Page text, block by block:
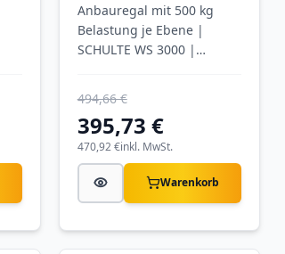
Spanplatten
Anbauregal mit 500 kg
Belastung je Ebene |
SCHULTE WS 3000 |
395,73 €
494,66 €
inkl. MwSt.
470,92 €
Warenkorb